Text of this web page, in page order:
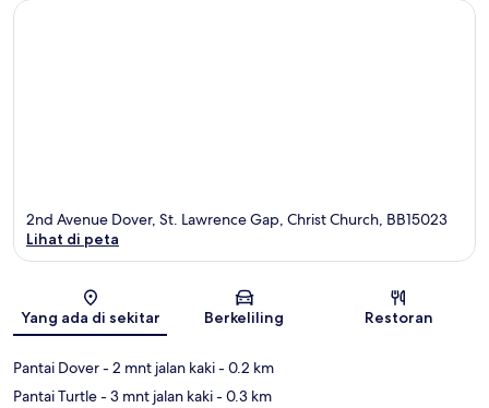
Peta
2nd Avenue Dover, St. Lawrence Gap, Christ Church, BB15023
Lihat di peta
Yang ada di sekitar Berkeliling Restoran
Pantai Dover- 2 mnt jalan kaki- 0.2 km
Pantai Turtle- 3 mnt jalan kaki- 0.3 km